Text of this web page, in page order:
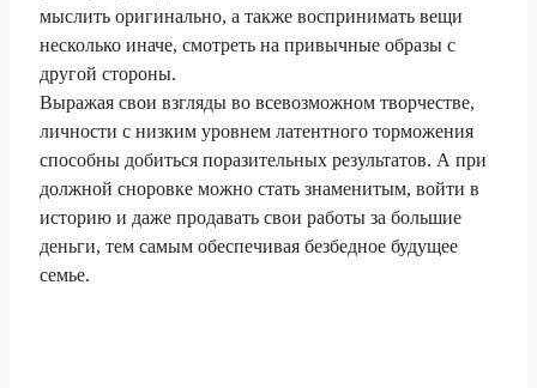
мыслить оригинально, а также воспринимать вещи
несколько иначе, смотреть на привычные образы с
другой стороны.
Выражая свои взгляды во всевозможном творчестве,
личности с низким уровнем латентного торможения
способны добиться поразительных результатов. А при
должной сноровке можно стать знаменитым, войти в
историю и даже продавать свои работы за большие
деньги, тем самым обеспечивая безбедное будущее
семье.